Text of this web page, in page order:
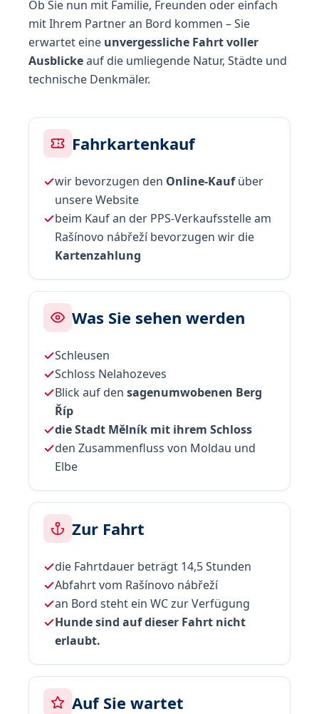
Ob Sie nun mit Familie, Freunden oder einfach
mit Ihrem Partner an Bord kommen – Sie
erwartet eine unvergessliche Fahrt voller
Ausblickeauf die umliegende Natur, Städte und
technische Denkmäler.
Fahrkartenkauf
wir bevorzugen den Online-Kaufüber
unsere Website
beim Kauf an der PPS-Verkaufsstelle am
Rašínovo nábřeží bevorzugen wir die
Kartenzahlung
Was Sie sehen werden
Schleusen
Schloss Nelahozeves
Blick auf den sagenumwobenen Berg
Říp
die Stadt Mělník mit ihrem Schloss
den Zusammenfluss von Moldau und
Elbe
Zur Fahrt
die Fahrtdauer beträgt 14,5 Stunden
Abfahrt vom Rašínovo nábřeží
an Bord steht ein WC zur Verfügung
Hunde sind auf dieser Fahrt nicht
erlaubt.
Auf Sie wartet